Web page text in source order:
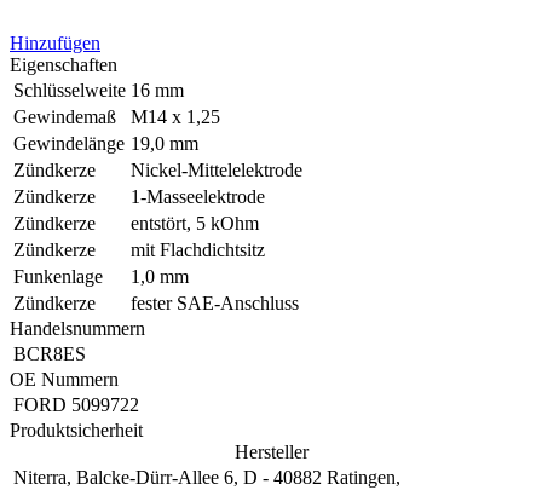
Hinzufügen
Eigenschaften
Schlüsselweite 16 mm
Gewindemaß
M14 x 1,25
Gewindelänge 19,0 mm
Zündkerze
Nickel-Mittelelektrode
Zündkerze
1-Masseelektrode
Zündkerze
entstört, 5 kOhm
Zündkerze
mit Flachdichtsitz
Funkenlage
1,0 mm
Zündkerze
fester SAE-Anschluss
Handelsnummern
BCR8ES
OE Nummern
FORD 5099722
Produktsicherheit
Hersteller
Niterra, Balcke-Dürr-Allee 6, D - 40882 Ratingen,